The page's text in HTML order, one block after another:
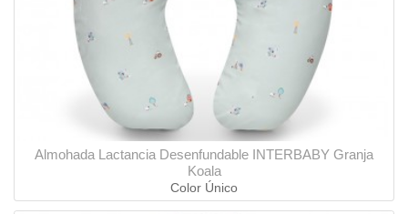
Almohada Lactancia Desenfundable INTERBABY Granja
Koala
Color Único